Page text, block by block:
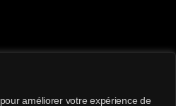
améliorer votre expérience de